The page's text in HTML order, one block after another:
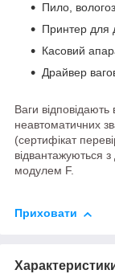
Пило,
Принтер для
Касовий
Драйвер
Ваги
неавтоматичних
(сертифікат
відвантажуються з
модулем F.
Приховати